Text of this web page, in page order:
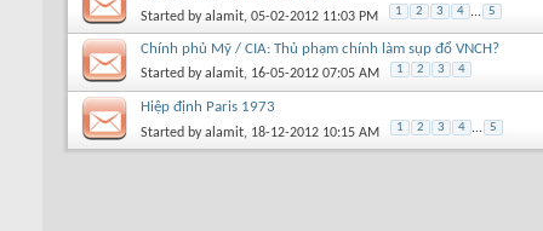
Started byalamit, 05-02-2012 11:03 PM 1 2 3 4 ... 5
Chính phủ Mỹ / CIA: Thủ phạm chính làm sụp đổ VNCH?
Started byalamit, 16-05-2012 07:05 AM 1 2 3 4
Hiệp định Paris 1973
Started byalamit, 18-12-2012 10:15 AM 1 2 3 4 ... 5